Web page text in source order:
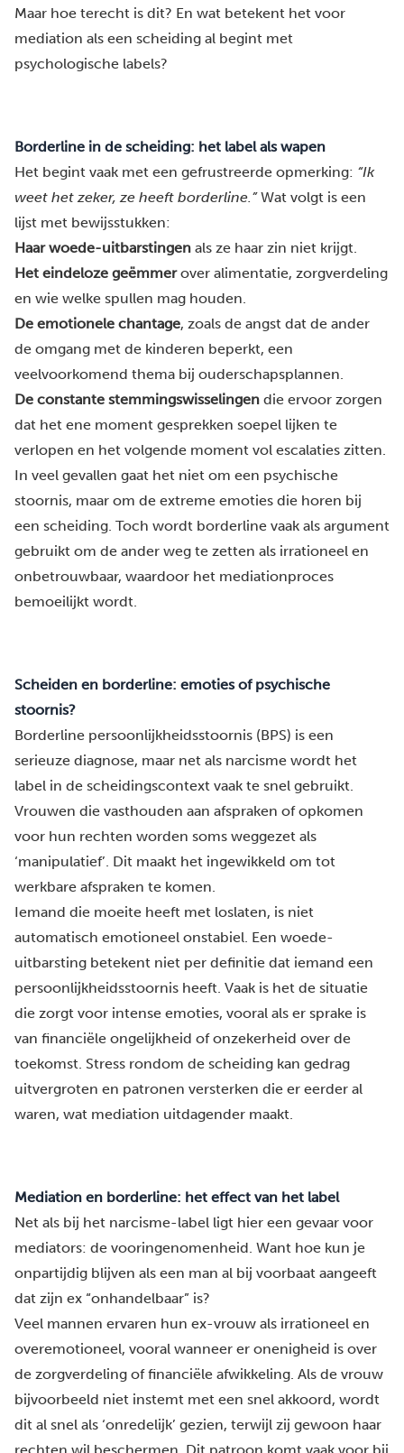
Maar hoe terecht is dit? En wat betekent het voor
mediation als een scheiding al begint met
psychologische labels?
Borderline in de scheiding: het label als wapen
Het begint vaak met een gefrustreerde opmerking: “Ik
weet het zeker, ze heeft borderline.”Wat volgt is een
lijst met bewijsstukken:
Haar woede-uitbarstingen als ze haar zin niet krijgt.
Het eindeloze geëmmerover alimentatie, zorgverdeling
en wie welke spullen mag houden.
De emotionele chantage, zoals de angst dat de ander
de omgang met de kinderen beperkt, een
veelvoorkomend thema bij ouderschapsplannen.
De constante stemmingswisselingen die ervoor zorgen
dat het ene moment gesprekken soepel lijken te
verlopen en het volgende moment vol escalaties zitten.
In veel gevallen gaat het niet om een psychische
stoornis, maar om de extreme emoties die horen bij
een scheiding. Toch wordt borderline vaak als argument
gebruikt om de ander weg te zetten als irrationeel en
onbetrouwbaar, waardoor het mediationproces
bemoeilijkt wordt.
Scheiden en borderline: emoties of psychische
stoornis?
Borderline persoonlijkheidsstoornis (BPS) is een
serieuze diagnose, maar net als narcisme wordt het
label in de scheidingscontext vaak te snel gebruikt.
Vrouwen die vasthouden aan afspraken of opkomen
voor hun rechten worden soms weggezet als
‘manipulatief’. Dit maakt het ingewikkeld om tot
werkbare afspraken te komen.
Iemand die moeite heeft met loslaten, is niet
automatisch emotioneel onstabiel. Een woede-
uitbarsting betekent niet per definitie dat iemand een
persoonlijkheidsstoornis heeft. Vaak is het de situatie
die zorgt voor intense emoties, vooral als er sprake is
van financiële ongelijkheid of onzekerheid over de
toekomst. Stress rondom de scheiding kan gedrag
uitvergroten en patronen versterken die er eerder al
waren, wat mediation uitdagender maakt.
Mediation en borderline: het effect van het label
Net als bij het narcisme-label ligt hier een gevaar voor
mediators: de vooringenomenheid. Want hoe kun je
onpartijdig blijven als een man al bij voorbaat aangeeft
dat zijn ex “onhandelbaar” is?
Veel mannen ervaren hun ex-vrouw als irrationeel en
overemotioneel, vooral wanneer er onenigheid is over
de zorgverdeling of financiële afwikkeling. Als de vrouw
bijvoorbeeld niet instemt met een snel akkoord, wordt
dit al snel als ‘onredelijk’ gezien, terwijl zij gewoon haar